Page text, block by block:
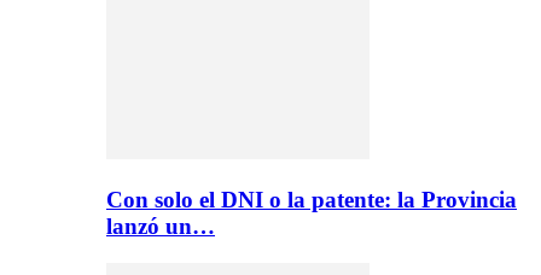
Con solo el DNI o la patente: la Provincia
lanzó un…